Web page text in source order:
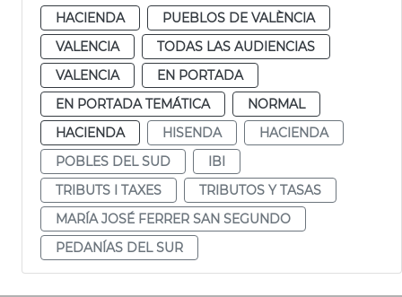
HACIENDA
PUEBLOS DE VALÈNCIA
VALENCIA
TODAS LAS AUDIENCIAS
VALENCIA
EN PORTADA
EN PORTADA TEMÁTICA
NORMAL
HACIENDA
HISENDA
HACIENDA
POBLES DEL SUD
IBI
TRIBUTS I TAXES
TRIBUTOS Y TASAS
MARÍA JOSÉ FERRER SAN SEGUNDO
PEDANÍAS DEL SUR